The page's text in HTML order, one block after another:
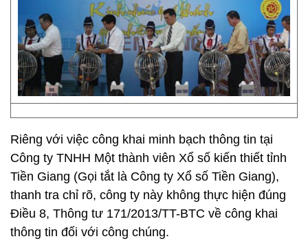
Riêng với việc công khai minh bạch thông tin tại
Công ty TNHH Một thành viên Xổ số kiến thiết tỉnh
Tiền Giang (Gọi tắt là Công ty Xổ số Tiền Giang),
thanh tra chỉ rõ, công ty này không thực hiện đúng
Điều 8, Thông tư 171/2013/TT-BTC về công khai
thông tin đối với công chúng.